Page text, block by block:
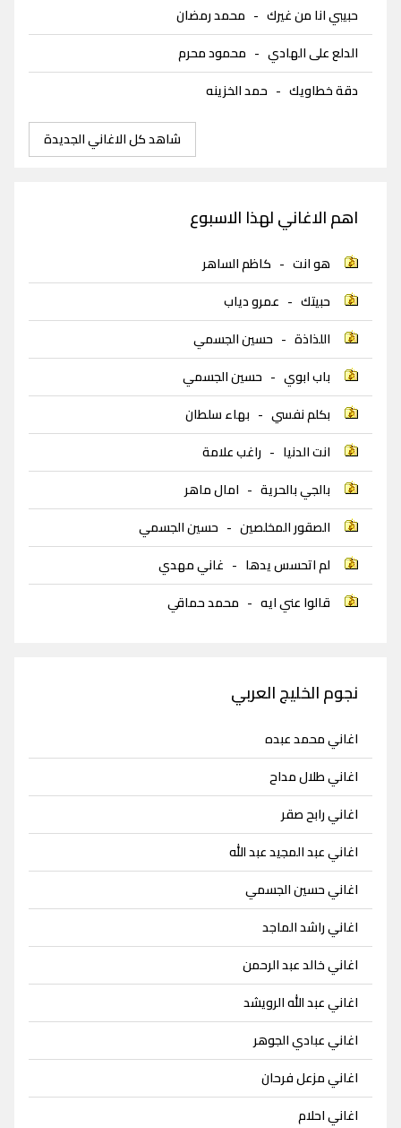
حبيبي انا من غيرك - محمد رمضان
الدلع على الهادي - محمود محرم
دقة خطاويك - حمد الخزينه
شاهد كل الاغاني الجديدة
اهم الاغاني لهذا الاسبوع
هو انت - كاظم الساهر
حبيتك - عمرو دياب
اللذاذة - حسين الجسمي
باب ابوي - حسين الجسمي
بكلم نفسي - بهاء سلطان
انت الدنيا - راغب علامة
بالجي بالحرية - امال ماهر
الصقور المخلصين - حسين الجسمي
لم اتحسس يدها - غاني مهدي
قالوا عني ايه - محمد حماقي
نجوم الخليج العربي
اغاني محمد عبده
اغاني طلال مداح
اغاني رابح صقر
اغاني عبد المجيد عبد الله
اغاني حسين الجسمي
اغاني راشد الماجد
اغاني خالد عبد الرحمن
اغاني عبد الله الرويشد
اغاني عبادي الجوهر
اغاني مزعل فرحان
اغاني احلام